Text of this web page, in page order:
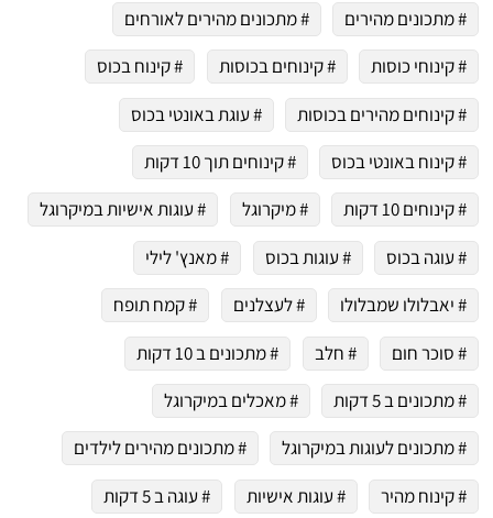
# מתכונים מהירים
# מתכונים מהירים לאורחים
# קינוחי כוסות
# קינוחים בכוסות
# קינוח בכוס
# קינוחים מהירים בכוסות
# עוגת באונטי בכוס
# קינוח באונטי בכוס
# קינוחים תוך 10 דקות
# קינוחים 10 דקות
# מיקרוגל
# עוגות אישיות במיקרוגל
# עוגה בכוס
# עוגות בכוס
# מאנץ' לילי
# יאבלולו שמבלולו
# לעצלנים
# קמח תופח
# סוכר חום
# חלב
# מתכונים ב 10 דקות
# מתכונים ב 5 דקות
# מאכלים במיקרוגל
# מתכונים לעוגות במיקרוגל
# מתכונים מהירים לילדים
# קינוח מהיר
# עוגות אישיות
# עוגה ב 5 דקות